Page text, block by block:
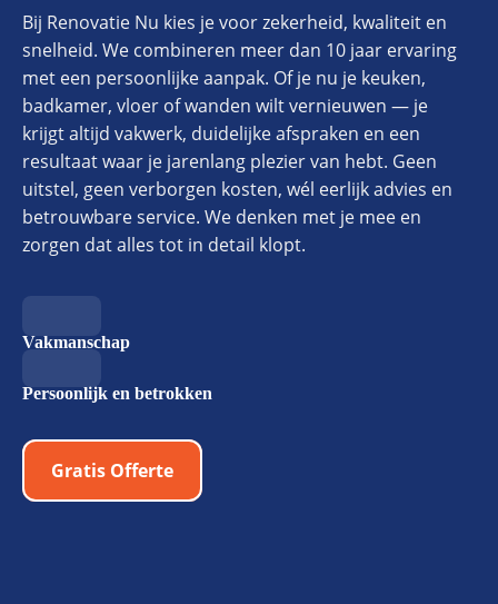
Bij Renovatie Nu kies je voor zekerheid, kwaliteit en
snelheid. We combineren meer dan 10 jaar ervaring
met een persoonlijke aanpak. Of je nu je keuken,
badkamer, vloer of wanden wilt vernieuwen — je
krijgt altijd vakwerk, duidelijke afspraken en een
resultaat waar je jarenlang plezier van hebt. Geen
uitstel, geen verborgen kosten, wél eerlijk advies en
betrouwbare service. We denken met je mee en
zorgen dat alles tot in detail klopt.
Vakmanschap
Persoonlijk en betrokken
Gratis Offerte